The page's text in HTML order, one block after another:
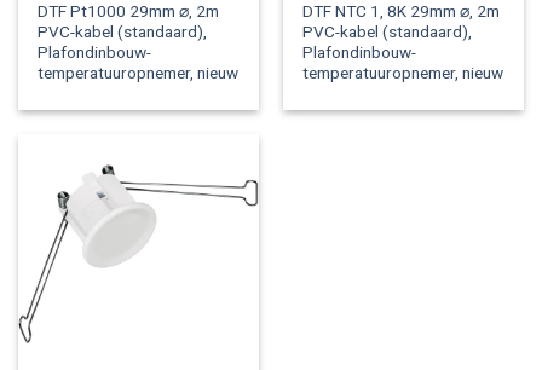
DTF Pt1000 29mm ⌀, 2m
PVC-kabel (standaard),
Plafondinbouw-
temperatuuropnemer, nieuw
DTF NTC 1, 8K 29mm ⌀, 2m
PVC-kabel (standaard),
Plafondinbouw-
temperatuuropnemer, nieuw